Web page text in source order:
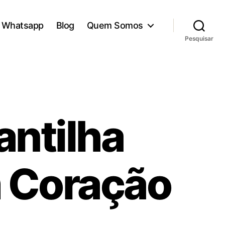
Whatsapp Blog Quem Somos
Pesquisar
Coração